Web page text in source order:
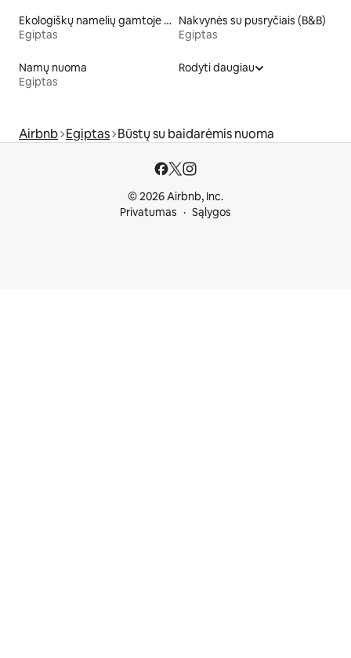
Ekologiškų namelių gamtoje nuoma
Egiptas
Nakvynės su pusryčiais (B&B)
Egiptas
Namų nuoma
Egiptas
Rodyti daugiau
Airbnb Egiptas Būstų su baidarėmis nuoma
© 2026 Airbnb, Inc.
Privatumas
Sąlygos